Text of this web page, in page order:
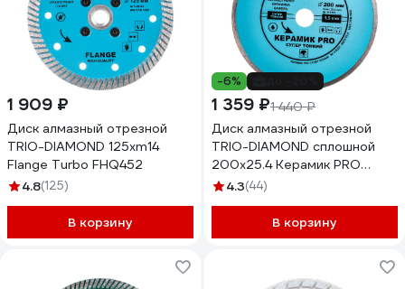
1 909 ₽
Диск алмазный отрезной
TRIO-DIAMOND 125хm14
Flange Turbo FHQ452
4.8(125)
В корзину
-6%
1 359 ₽1 440 ₽
Диск алмазный отрезной
TRIO-DIAMOND сплошной
200x25.4 Керамик PRO
Супер Тонкий 370202
4.3(44)
В корзину